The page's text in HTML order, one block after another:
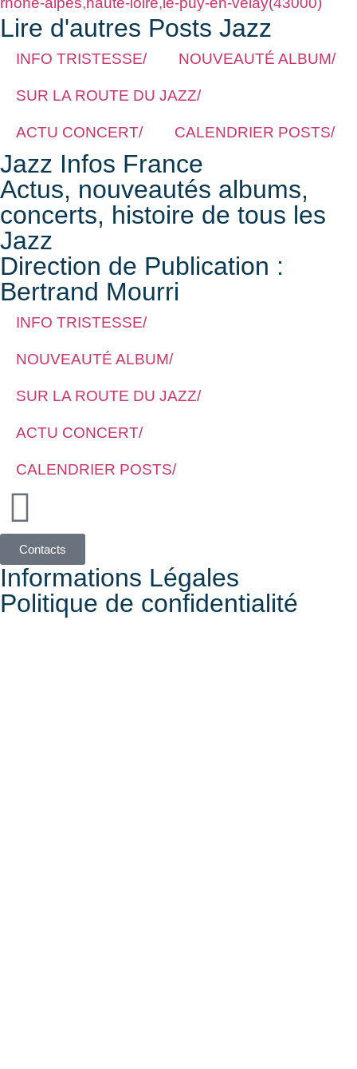
Lire d'autres Posts Jazz
INFO TRISTESSE/ NOUVEAUTÉ ALBUM/
SUR LA ROUTE DU JAZZ/
ACTU CONCERT/ CALENDRIER POSTS/
Jazz Infos France
Actus, nouveautés albums,
concerts, histoire de tous les
Jazz
Direction de Publication :
Bertrand Mourri
INFO TRISTESSE/
NOUVEAUTÉ ALBUM/
SUR LA ROUTE DU JAZZ/
ACTU CONCERT/
CALENDRIER POSTS/
Contacts
Informations Légales
Politique de confidentialité